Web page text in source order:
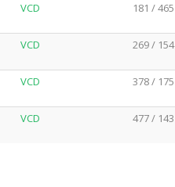
VCD 181 / 465
VCD 269 / 154
VCD 378 / 175
VCD 477 / 143